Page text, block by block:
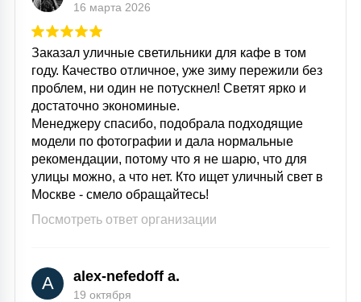
16 марта 2026
Заказал уличные светильники для кафе в том
году. Качество отличное, уже зиму пережили без
проблем, ни один не потускнел! Светят ярко и
достаточно экономиные.
Менеджеру спасибо, подобрала подходящие
модели по фотографии и дала нормальные
рекомендации, потому что я не шарю, что для
улицы можно, а что нет. Кто ищет уличный свет в
Москве - смело обращайтесь!
Посмотреть ответ организации
A alex-nefedoff a.
19 октября